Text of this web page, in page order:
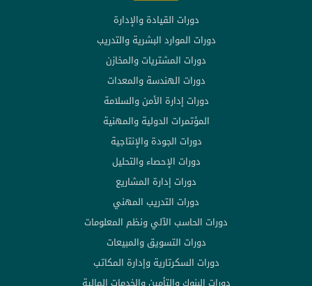
دورات القيادة والإدارة
دورات الموارد البشرية والتدريب
دورات المشتريات والمخازن
دورات الهندسة والمعدات
دورات إدارة الأمن والسلامة
المؤتمرات الدولية والمهنية
دورات الجودة والإنتاجية
دورات الإحصاء والتحليل
دورات إدارة المشاريع
دورات التدريب المهني
دورات الحاسب الآلي ونظم المعلومات
دورات التسويق والمبيعات
دورات السكرتارية وإدارة المكاتب